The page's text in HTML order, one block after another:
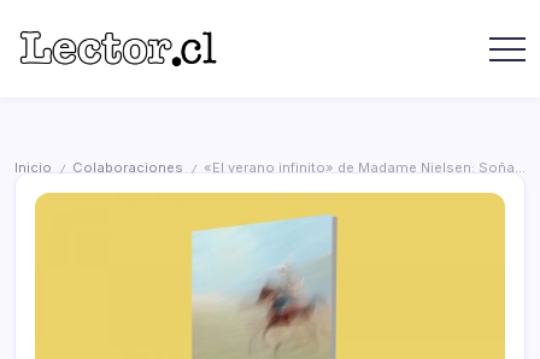
contenido
de
editoriales
Chilena
Inicio / Colaboraciones / «El verano infinito» de Madame Nielsen: Soñando en lo eterno